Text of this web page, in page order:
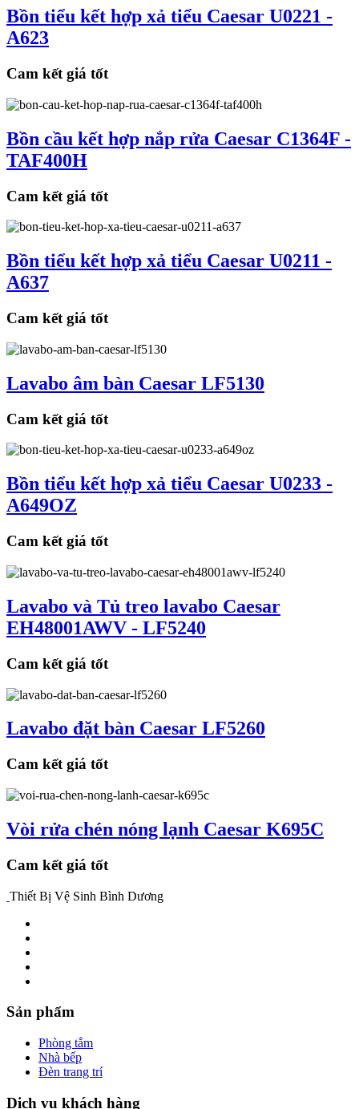
Bồn tiểu kết hợp xả tiểu Caesar U0221 -
A623
Cam kết giá tốt
Bồn cầu kết hợp nắp rửa Caesar C1364F -
TAF400H
Cam kết giá tốt
Bồn tiểu kết hợp xả tiểu Caesar U0211 -
A637
Cam kết giá tốt
Lavabo âm bàn Caesar LF5130
Cam kết giá tốt
Bồn tiểu kết hợp xả tiểu Caesar U0233 -
A649OZ
Cam kết giá tốt
Lavabo và Tủ treo lavabo Caesar
EH48001AWV - LF5240
Cam kết giá tốt
Lavabo đặt bàn Caesar LF5260
Cam kết giá tốt
Vòi rửa chén nóng lạnh Caesar K695C
Cam kết giá tốt
Thiết Bị Vệ Sinh Bình Dương
Sản phẩm
Phòng tắm
Nhà bếp
Đèn trang trí
Dịch vụ khách hàng